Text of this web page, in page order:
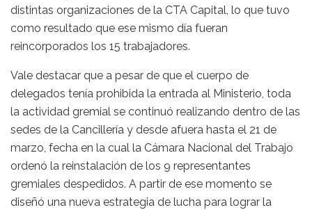
distintas organizaciones de la CTA Capital, lo que tuvo
como resultado que ese mismo día fueran
reincorporados los 15 trabajadores.
Vale destacar que a pesar de que el cuerpo de
delegados tenía prohibida la entrada al Ministerio, toda
la actividad gremial se continuó realizando dentro de las
sedes de la Cancillería y desde afuera hasta el 21 de
marzo, fecha en la cual la Cámara Nacional del Trabajo
ordenó la reinstalación de los 9 representantes
gremiales despedidos. A partir de ese momento se
diseñó una nueva estrategia de lucha para lograr la